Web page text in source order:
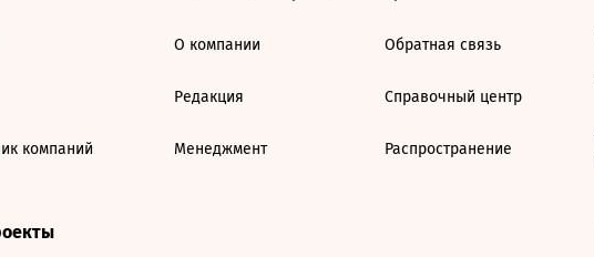
компаний
О компании
Редакция
Менеджмент
Обратная связь
Справочный центр
Распространение